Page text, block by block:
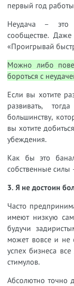
первый год
Неудача – это
сообществе.
«Проигрывай
Можно либо
бороться с
Если вы хотите
развивать,
большинству,
вы хотите
убеждения.
Как бы это
собственные силы
3. Я не достоин
Часто
имеют низкую
будучи
может вовсе и не
успех бизнеса
стимулов.
Абсолютно точно